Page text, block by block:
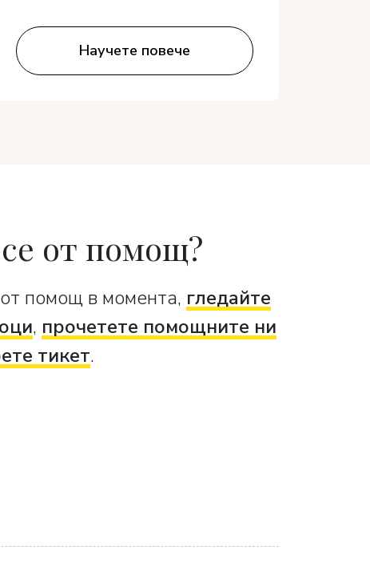
Научете повече
от помощ?
помощ в момента, гледайте
, прочетете помощните ни
тикет.